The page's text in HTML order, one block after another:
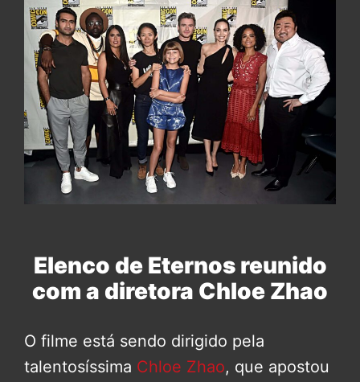
Elenco de Eternos reunido
com a diretora Chloe Zhao
O filme está sendo dirigido pela
talentosíssima Chloe Zhao, que apostou